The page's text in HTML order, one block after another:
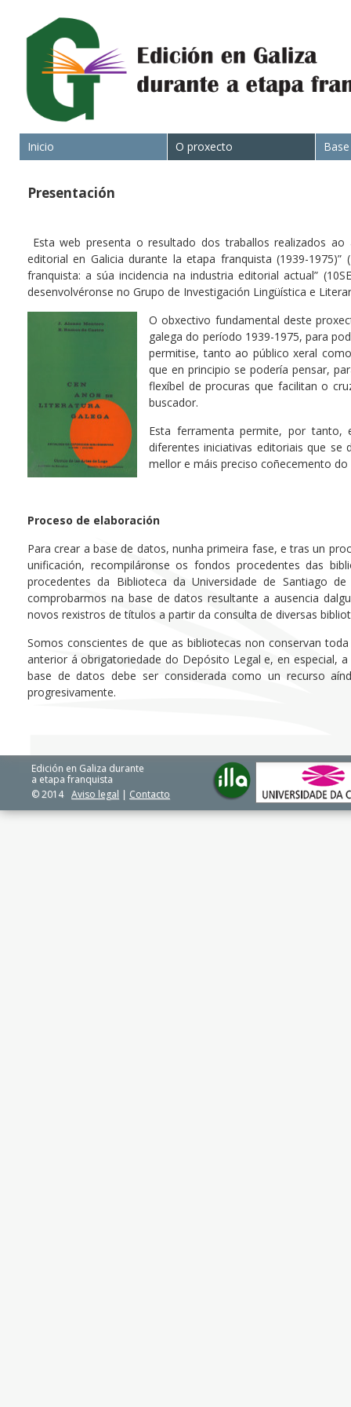
Inicio O proxecto
Presentación
Esta web presenta o resultado dos traballos realizados
editorial en Galicia durante la etapa franquista (1939-
franquista: a súa incidencia na industria editorial actual”
desenvolvéronse no Grupo de Investigación Lingüística e
O obxectivo fundamental deste
galega do período 1939-1975, para
permitise, tanto ao público xeral
que en principio se podería pensar,
flexíbel de procuras que facilitan o
buscador.
Esta ferramenta permite, por tanto,
diferentes iniciativas editoriais que
mellor e máis preciso coñecemento
Proceso de elaboración
Para crear a base de datos, nunha primeira fase, e tras un
unificación, recompiláronse os fondos procedentes das
procedentes da Biblioteca da Universidade de Santiago
comprobarmos na base de datos resultante a ausencia
novos rexistros de títulos a partir da consulta de diversas
Somos conscientes de que as bibliotecas non conservan
anterior á obrigatoriedade do Depósito Legal e, en especial,
base de datos debe ser considerada como un recurso
progresivamente.
Edición en Galiza durante
a etapa franquista
© 2014 Aviso legal | Contacto